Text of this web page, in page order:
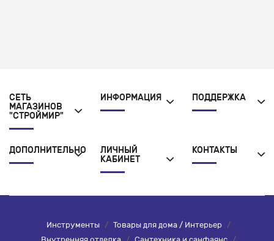
СЕТЬ
МАГАЗИНОВ
"СТРОЙМИР"
ИНФОРМАЦИЯ ПОДДЕРЖКА
ДОПОЛНИТЕЛЬНО
ЛИЧНЫЙ
КАБИНЕТ
КОНТАКТЫ
Инструменты / Товары для дома / Интерьер /